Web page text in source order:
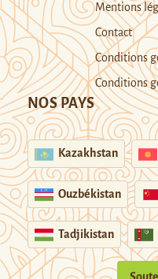
Mentions
Contact
Conditions
Conditions
NOS PAYS
Kazakhstan
Ouzbékistan
Tadjikistan